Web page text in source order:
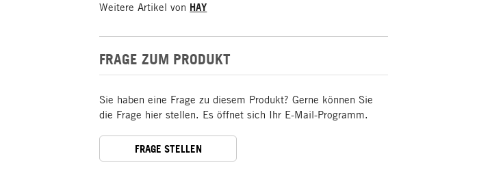
Weitere Artikel von HAY
FRAGE ZUM PRODUKT
Sie haben eine Frage zu diesem Produkt? Gerne können Sie
die Frage hier stellen. Es öffnet sich Ihr E-Mail-Programm.
FRAGE STELLEN